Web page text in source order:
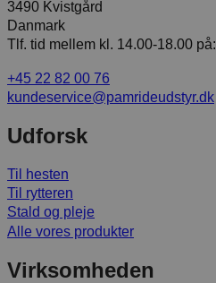
3490 Kvistgård
Danmark
Tlf. tid mellem kl. 14.00-18.00 på:
+45 22 82 00 76
kundeservice@pamrideudstyr.dk
Udforsk
Til hesten
Til rytteren
Stald og pleje
Alle vores produkter
Virksomheden